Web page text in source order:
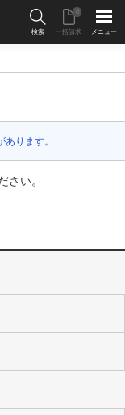
検索 一括請求
0
メニュー
ります。
さい。